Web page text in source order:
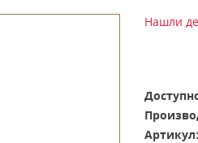
Нашли
Артикул: